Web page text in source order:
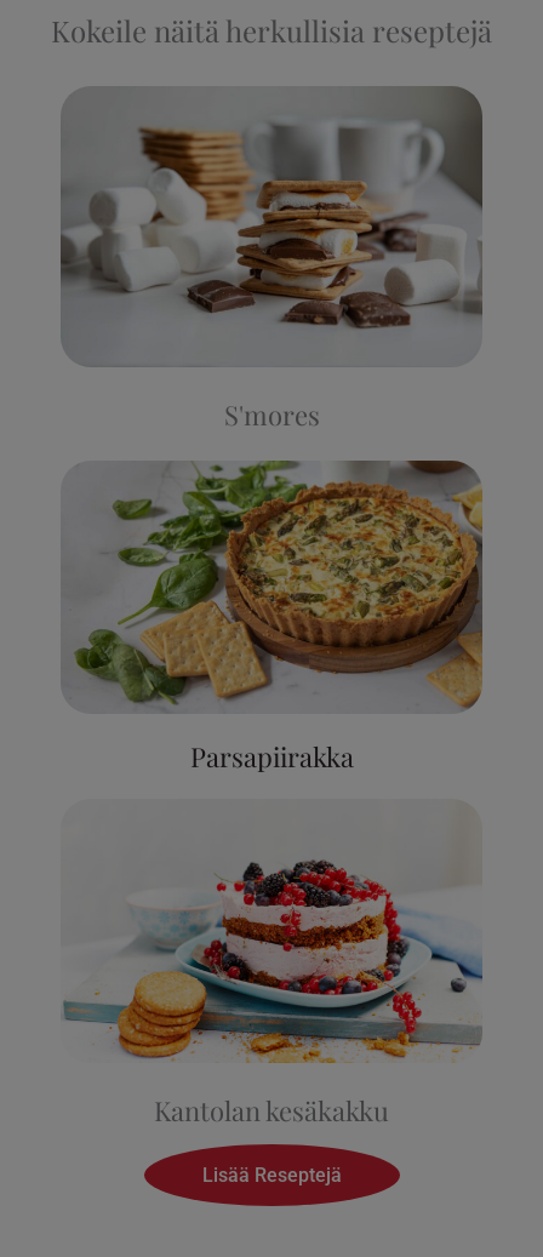
Kokeile näitä herkullisia reseptejä
S'mores
Parsapiirakka
Kantolan kesäkakku
Lisää Reseptejä